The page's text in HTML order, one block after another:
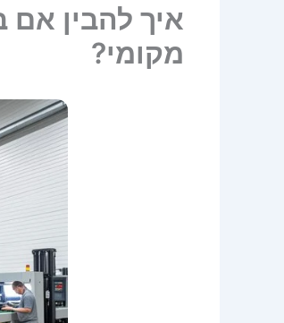
איך להבין
מקומי?